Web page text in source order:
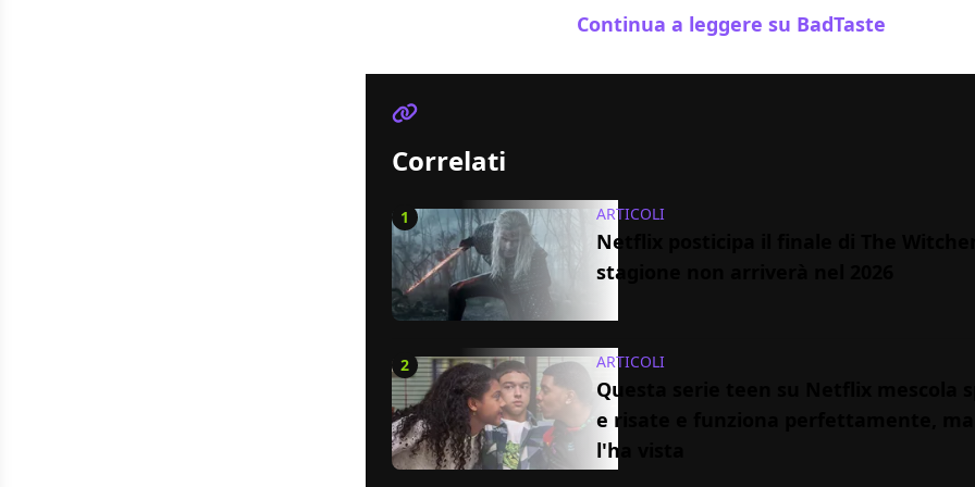
Continua a leggere su BadTaste
Correlati
1 ARTICOLI
Netflix posticipa il finale di The
stagione non arriverà nel 2026
2 ARTICOLI
Questa serie teen su Netflix mescola
e risate e funziona perfettamente, ma
l'ha vista